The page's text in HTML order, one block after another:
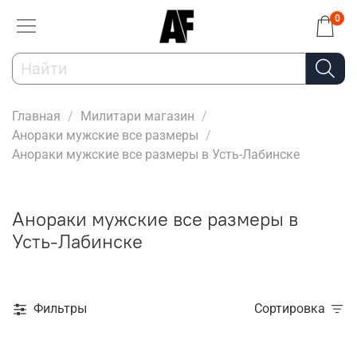
0
Главная
Милитари магазин
Анораки мужские все размеры
Анораки мужские все размеры в Усть-Лабинске
Анораки мужские все размеры в
Усть-Лабинске
Фильтры Сортировка